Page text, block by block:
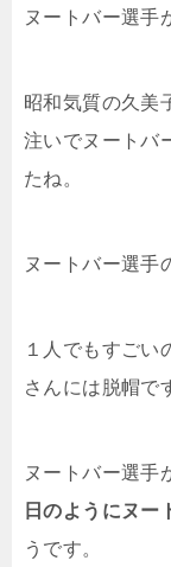
ヌートバー選手
昭和気質の久美
注いでヌートバ
たね。
ヌートバー選手
１人でもすごい
さんには脱帽で
ヌートバー選手
日のようにヌー
うです。